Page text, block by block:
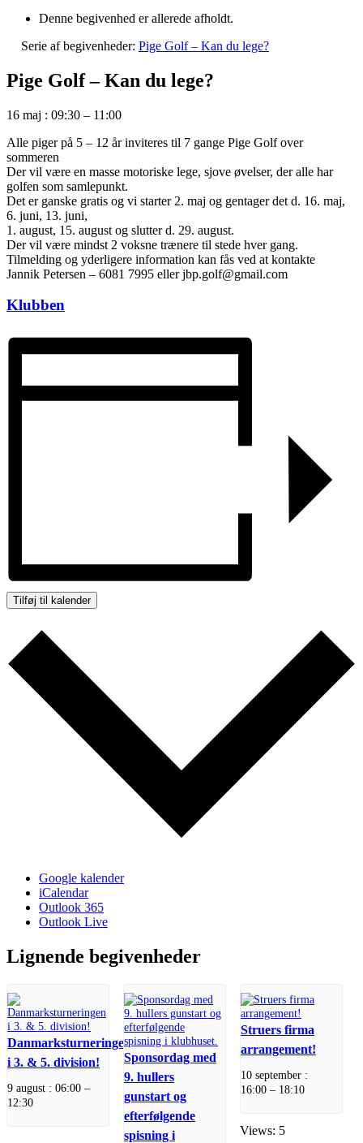
Denne begivenhed er allerede afholdt.
Serie af begivenheder: Pige Golf – Kan du lege?
Pige Golf – Kan du lege?
16 maj : 09:30 – 11:00
Alle piger på 5 – 12 år inviteres til 7 gange Pige Golf over
sommeren
Der vil være en masse motoriske lege, sjove øvelser, der alle har
golfen som samlepunkt.
Det er ganske gratis og vi starter 2. maj og gentager det d. 16. maj,
6. juni, 13. juni,
1. august, 15. august og slutter d. 29. august.
Der vil være mindst 2 voksne trænere til stede hver gang.
Tilmelding og yderligere information kan fås ved at kontakte
Jannik Petersen – 6081 7995 eller jbp.golf@gmail.com
Klubben
Tilføj til kalender
Google kalender
iCalendar
Outlook 365
Outlook Live
Lignende begivenheder
Danmarksturneringen
i 3. & 5. division!
9 august : 06:00 –
12:30
Sponsordag med
9. hullers
gunstart og
efterfølgende
spisning i
Struers firma
arrangement!
10 september :
16:00– 18:10
Views: 5